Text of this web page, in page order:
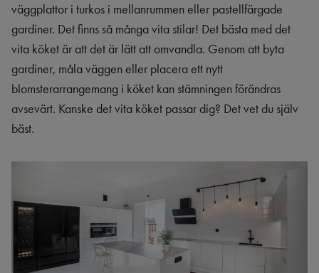
väggplattor i turkos i mellanrummen eller pastellfärgade
gardiner. Det finns så många vita stilar! Det bästa med det
vita köket är att det är lätt att omvandla. Genom att byta
gardiner, måla väggen eller placera ett nytt
blomsterarrangemang i köket kan stämningen förändras
avsevärt. Kanske det vita köket passar dig? Det vet du själv
bäst.